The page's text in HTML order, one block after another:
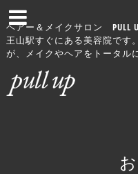
ヘアー＆メイクサロン PULL
王山駅すぐにある美容院です
が、メイクやヘアをトータル